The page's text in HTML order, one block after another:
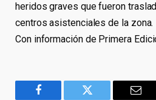
heridos graves que fueron
centros asistenciales de la zona.
Con información de Primera